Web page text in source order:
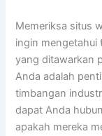
Memeriksa situs
ingin mengetahui
yang ditawarkan
Anda adalah
timbangan
dapat Anda
apakah mereka